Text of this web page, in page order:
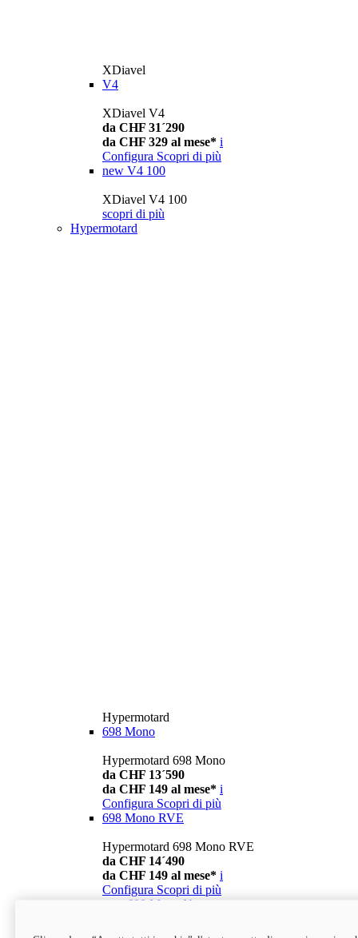
XDiavel
V4
XDiavel V4
da CHF 31´290
da CHF 329 al mese* i
Configura Scopri di più
new V4 100
XDiavel V4 100
scopri di più
Hypermotard
Hypermotard
698 Mono
Hypermotard 698 Mono
da CHF 13´590
da CHF 149 al mese* i
Configura Scopri di più
698 Mono RVE
Hypermotard 698 Mono RVE
da CHF 14´490
da CHF 149 al mese* i
Configura Scopri di più
698 Mono Nera
Hypermotard 698 Mono Nera